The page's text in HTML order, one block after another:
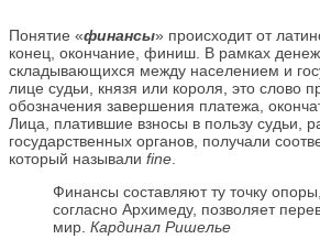
Понятие «финансы» происходит от
конец, окончание, финиш. В рамках
складывающихся между населением и
лице судьи, князя или короля, это слово
обозначения завершения платежа,
Лица, платившие взносы в пользу судьи,
государственных органов, получали
который называли fine
Финансы составляют ту точку опоры,
согласно Архимеду, позволяет
мир. Кардинал Ришелье